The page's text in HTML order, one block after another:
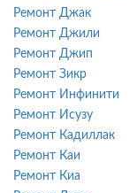
Ремонт Джак
Ремонт Джили
Ремонт Джип
Ремонт Зикр
Ремонт Инфинити
Ремонт Исузу
Ремонт Кадиллак
Ремонт Каи
Ремонт Киа